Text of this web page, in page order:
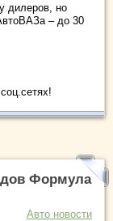
дилеров, но
– до 30
Формула
Авто новости